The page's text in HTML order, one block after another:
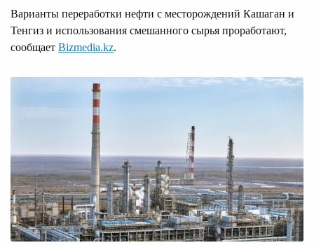
Варианты переработки нефти с месторождений Кашаган и
Тенгиз и использования смешанного сырья проработают,
сообщает Bizmedia.kz.